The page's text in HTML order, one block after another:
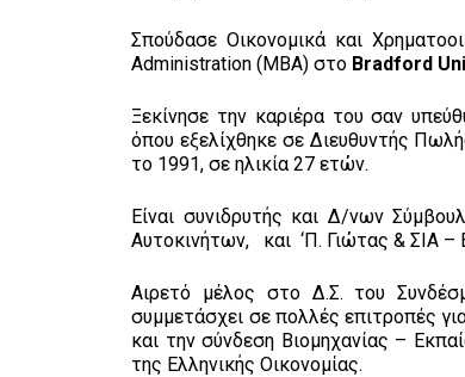
Σπούδασε Οικονομικά και
Administration (MBA) στο Bradford
Ξεκίνησε την καριέρα του σαν
όπου εξελίχθηκε σε Διευθυντής
το 1991, σε ηλικία 27 ετών.
Είναι συνιδρυτής και Δ/νων
Αυτοκινήτων, και ‘Π. Γιώτας & ΣΙΑ –
Αιρετό μέλος στο Δ.Σ. του
συμμετάσχει σε πολλές επιτροπές
και την σύνδεση Βιομηχανίας –
της Ελληνικής Οικονομίας.